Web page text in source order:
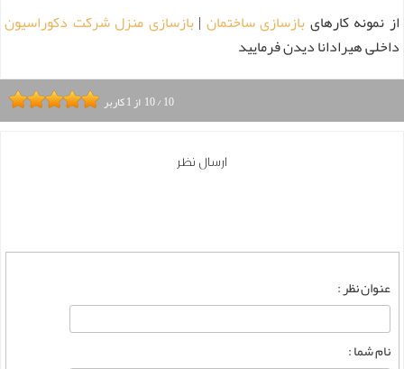
از نمونه کارهایبازسازی ساختمان |بازسازی منزلشرکت دکوراسیون
داخلی هیرادانا دیدن فرمایید
10/10 از1کاربر
ارسال نظر
عنوان نظر :
نام شما :